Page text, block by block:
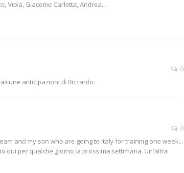
Viola, Giacomo Carlotta, Andrea...
0
anticipazioni di Riccardo:
0
and my son who are going to Italy for training one week...
qui per qualche giorno la prossima settimana. Un'altra